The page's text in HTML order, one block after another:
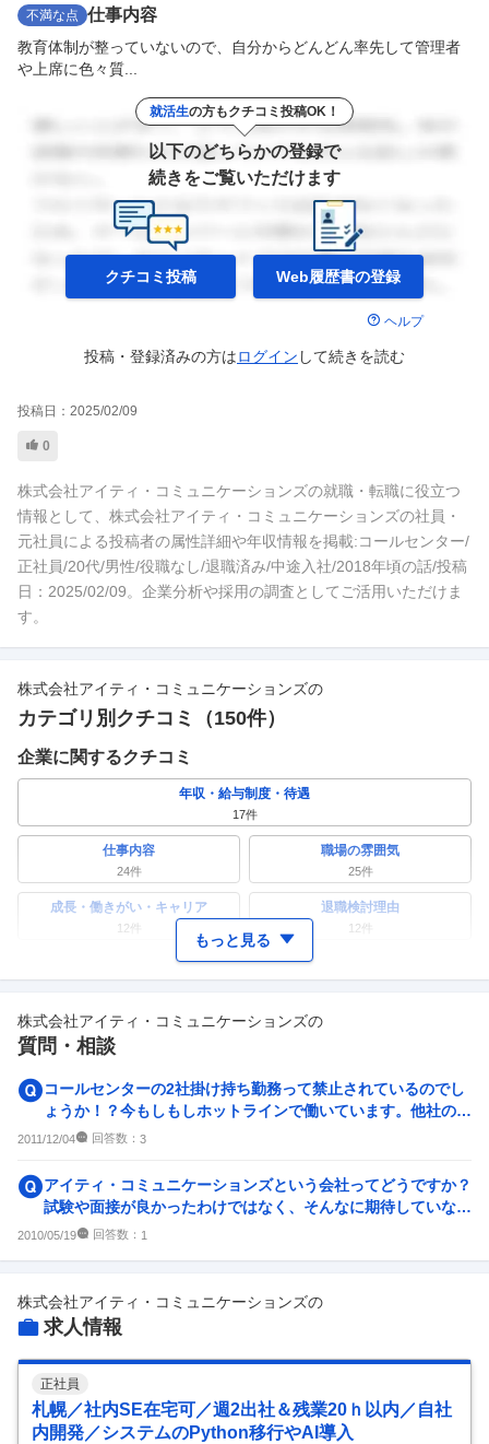
不満な点 仕事内容
教育体制が整っていないので、自分からどんどん率先して管理者
や上席に色々質...
就活生の方もクチコミ投稿OK！
以下のどちらかの登録で
続きをご覧いただけます
クチコミ投稿 Web履歴書の登録
ヘルプ
投稿・登録済みの方はログイン して続きを読む
投稿日： 2025/02/09
0
株式会社アイティ・コミュニケーションズの就職・転職に役立つ
情報として、株式会社アイティ・コミュニケーションズの社員・
元社員による投稿者の属性詳細や年収情報を掲載:コールセンター/
正社員/20代/男性/役職なし/退職済み/中途入社/2018年頃の話/投稿
日：2025/02/09。企業分析や採用の調査としてご活用いただけま
す。
株式会社アイティ・コミュニケーションズの
カテゴリ別クチコミ（150件）
企業に関するクチコミ
年収・給与制度・待遇
17件
仕事内容
24件
職場の雰囲気
25件
成長・働きがい・キャリア
12件
退職検討理由
12件
ワークライフバランス 女性の活躍・働きやすさ
副業 テレワーク・リモートワーク
11件
入社理由・入社後ギャップ
10件
企業の選考に関するクチコミ
1件 1件
もっと見る
株式会社アイティ・コミュニケーションズの
質問・相談
コールセンターの2社掛け持ち勤務って禁止されているのでし
ょうか！？今もしもしホットラインで働いています。他社のコ
ールセンターでも働きた...
2011/12/04 回答数： 3
アイティ・コミュニケーションズという会社ってどうですか？
試験や面接が良かったわけではなく、そんなに期待していなか
ったのですが今度２次...
2010/05/19 回答数： 1
株式会社アイティ・コミュニケーションズの
求人情報
正社員
札幌／社内SE在宅可／週2出社＆残業20ｈ以内／自社
内開発／システムのPython移行やAI導入